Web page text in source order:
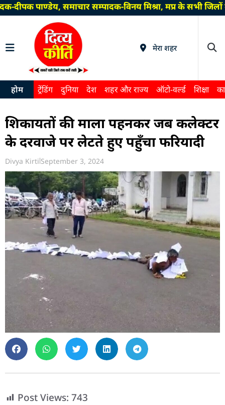
दीपक पाण्डेय, समाचार सम्पादक-विनय मिश्रा, मप्र के सभी
मेरा शहर
होम ट्रेंडिंग दुनिया देश शहर और राज्य ऑटो-वर्ल्ड शिक्षा
शिकायतों की माला पहनकर जब कलेक्टर
के दरवाजे पर लेटते हुए पहुँचा फरियादी
Divya Kirti September 3, 2024
Post Views: 743